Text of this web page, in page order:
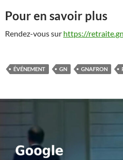
Pour en savoir plus
Rendez-vous sur https://
ÉVÉNEMENT GN GNAFRON